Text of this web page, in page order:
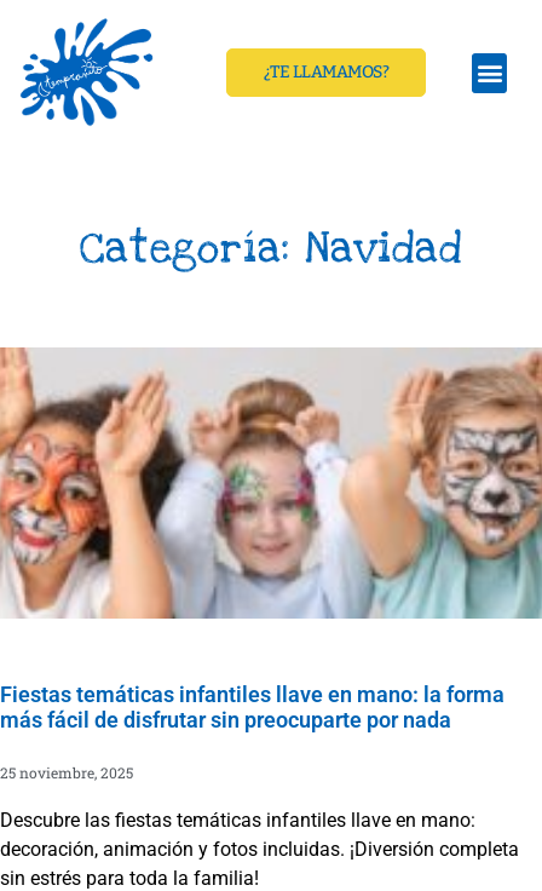
¿TE LLAMAMOS?
Categoría: Navidad
Fiestas temáticas infantiles llave en mano: la forma
más fácil de disfrutar sin preocuparte por nada
25 noviembre, 2025
Descubre las fiestas temáticas infantiles llave en mano:
decoración, animación y fotos incluidas. ¡Diversión completa
sin estrés para toda la familia!